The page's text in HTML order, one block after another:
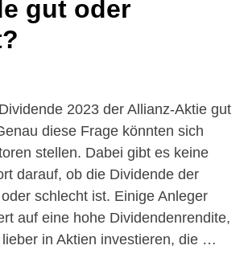
gut oder
2023 der Allianz-Aktie gut
diese Frage könnten sich
stellen. Dabei gibt es keine
darauf, ob die Dividende der
schlecht ist. Einige Anleger
auf eine hohe Dividendenrendite,
in Aktien investieren, die …